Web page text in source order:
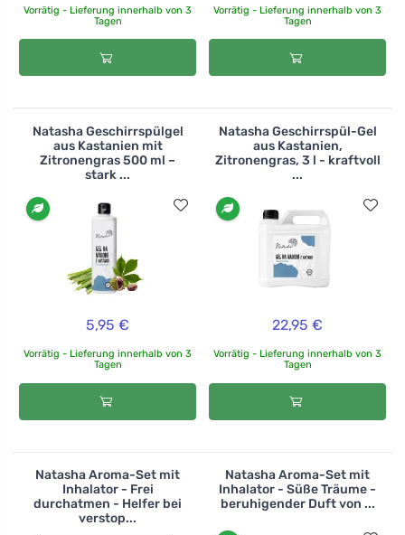
Vorrätig - Lieferung innerhalb von 3
Tagen
Vorrätig - Lieferung innerhalb von 3
Tagen
Natasha Geschirrspülgel
aus Kastanien mit
Zitronengras 500 ml –
stark ...
5,95 €
Vorrätig - Lieferung innerhalb von 3
Tagen
Natasha Geschirrspül-Gel
aus Kastanien,
Zitronengras, 3 l - kraftvoll
...
22,95 €
Vorrätig - Lieferung innerhalb von 3
Tagen
Natasha Aroma-Set mit
Inhalator - Frei
durchatmen - Helfer bei
verstop...
Natasha Aroma-Set mit
Inhalator - Süße Träume -
beruhigender Duft von ...